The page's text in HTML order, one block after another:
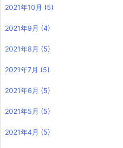
2021年10月 (5)
2021年9月 (4)
2021年8月 (5)
2021年7月 (5)
2021年6月 (5)
2021年5月 (5)
2021年4月 (5)